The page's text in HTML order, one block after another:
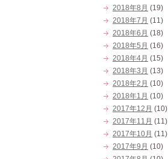
2018年8月 (19)
2018年7月 (11)
2018年6月 (18)
2018年5月 (16)
2018年4月 (15)
2018年3月 (13)
2018年2月 (10)
2018年1月 (10)
2017年12月 (10)
2017年11月 (11)
2017年10月 (11)
2017年9月 (10)